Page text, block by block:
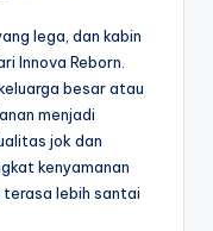
lega, dan kabin
Innova Reborn.
besar atau
menjadi
jok dan
kenyamanan
lebih santai